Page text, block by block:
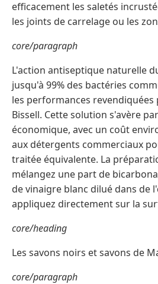
efficacement les saletés
les joints de carrelage ou les
core/paragraph
L'action antiseptique naturelle
jusqu'à 99% des bactéries
les performances
Bissell. Cette solution s'avère
économique, avec un coût
aux détergents commerciaux
traitée équivalente. La
mélangez une part de
de vinaigre blanc dilué dans de
appliquez directement sur la
core/heading
Les savons noirs et savons de
core/paragraph